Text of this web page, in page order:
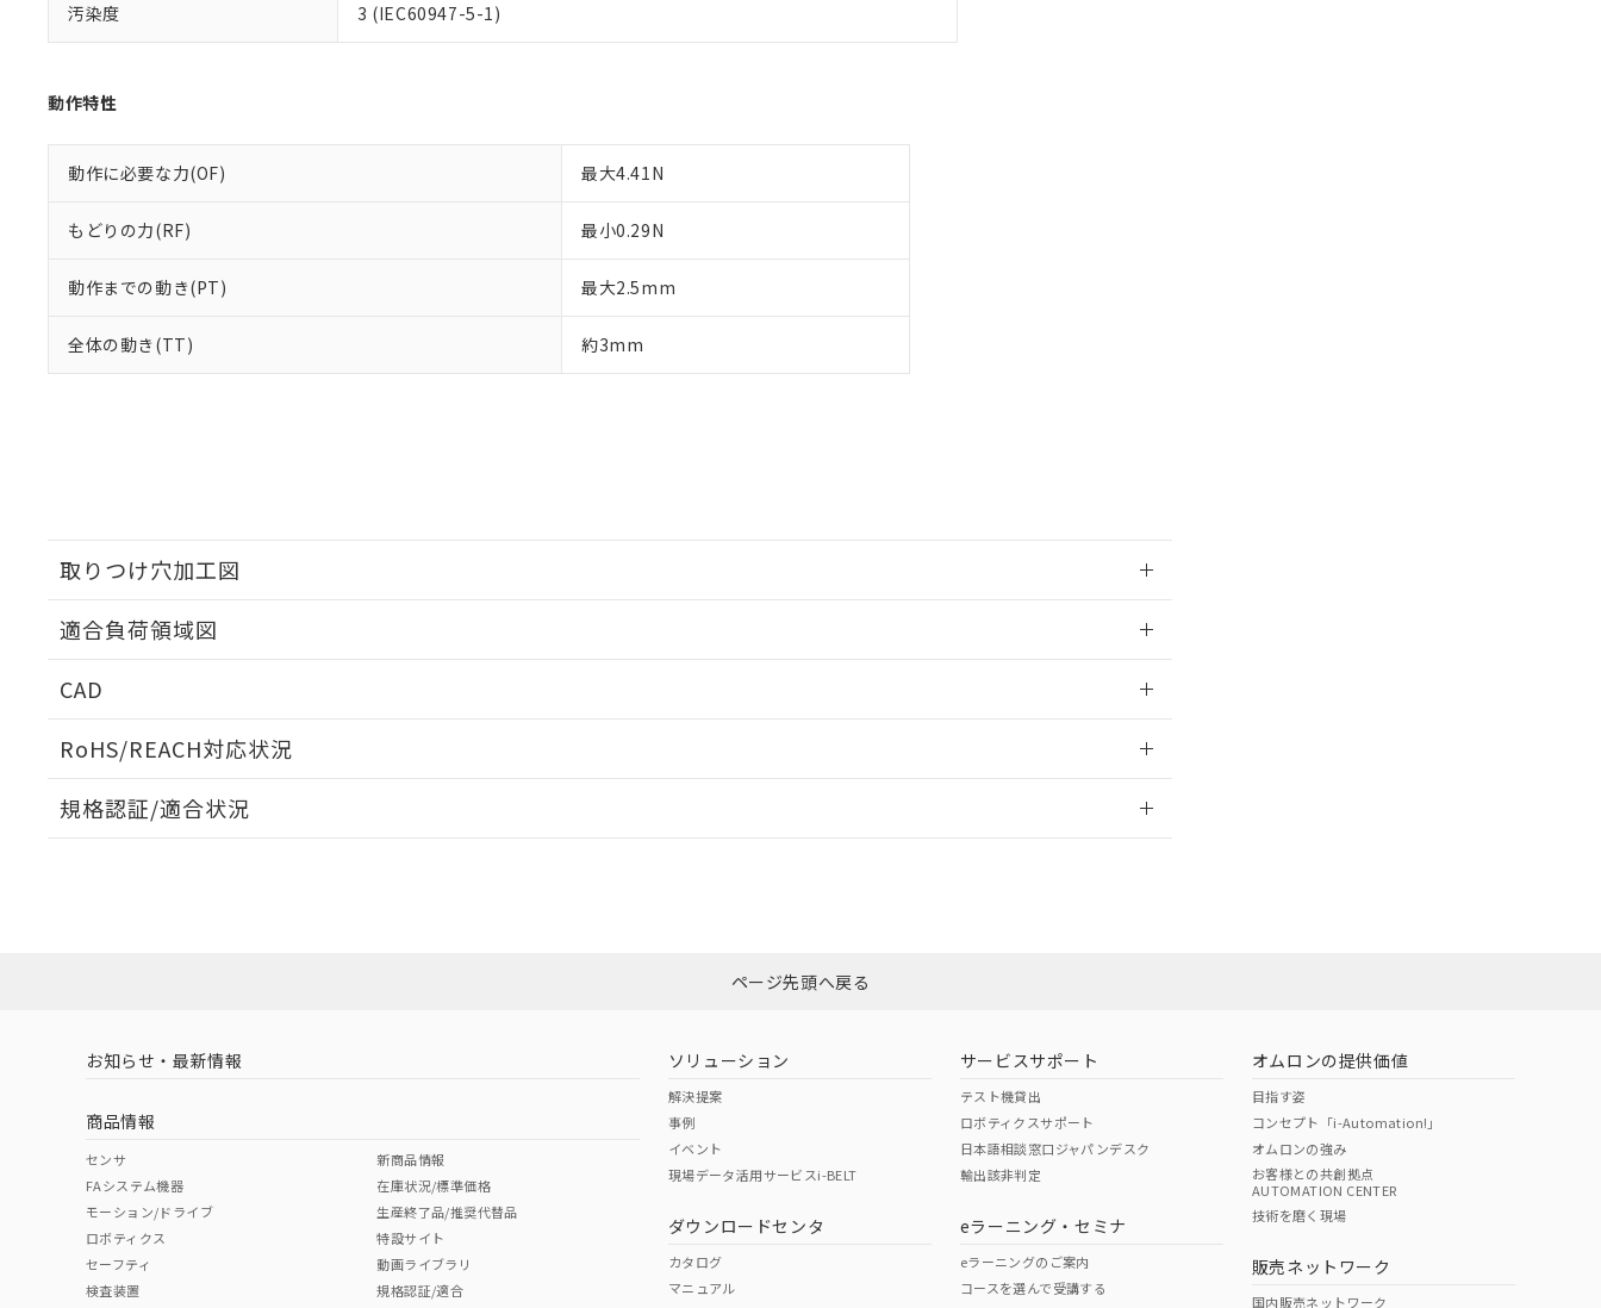
汚染度 3 (IEC60947-5-1)
動作特性
動作に必要な力(OF) 最大4.41N
もどりの力(RF) 最小0.29N
動作までの動き(PT) 最大2.5mm
全体の動き(TT) 約3mm
取りつけ穴加工図
適合負荷領域図
CAD
RoHS/REACH対応状況
EU RoHS 注意事項・凡例
ダウンロードはこちら
中国 RoHS 注意事項・凡例
中国 RoHS表
Pb Hg Cr(VI)
O O
規格認証/適合状況
（イギリス
（ノルウェー
（日本
（アメリカ
この製品の規格認証/適合状況ページへ
その他の認証はこちらのページからご検索ください
ページ先頭へ戻る
お知らせ・最新情報
商品情報
センサ
FAシステム機器
モーション/ドライブ
ロボティクス
セーフティ
検査装置
新商品情報
在庫状況/標準価格
生産終了品/推奨代替品
特設サイト
動画ライブラリ
規格認証/適合
ソリューション
解決提案
事例
イベント
現場データ活用サービスi-BELT
ダウンロードセンタ
カタログ
マニュアル
サービスサポート
テスト機貸出
ロボティクスサポート
日本語相談窓口ジャパンデスク
輸出該非判定
eラーニング・セミナ
eラーニングのご案内
コースを選んで受講する
オムロンの提供価値
目指す姿
コンセプト「i-Automation!」
オムロンの強み
お客様との共創拠点
AUTOMATION CENTER
技術を磨く現場
販売ネットワーク
国内販売ネットワーク